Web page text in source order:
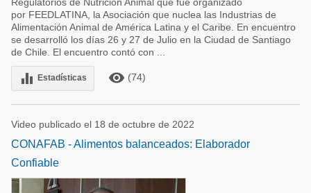
por FEEDLATINA, la Asociación que nuclea las Industrias de
Alimentación Animal de América Latina y el Caribe. En encuentro
se desarrolló los días 26 y 27 de Julio en la Ciudad de Santiago
de Chile. El encuentro contó con ...
equalizer Estadísticas remove_red_eye (74)
Video publicado el 18 de octubre de 2022
CONAFAB - Alimentos balanceados: Elaborador
Confiable